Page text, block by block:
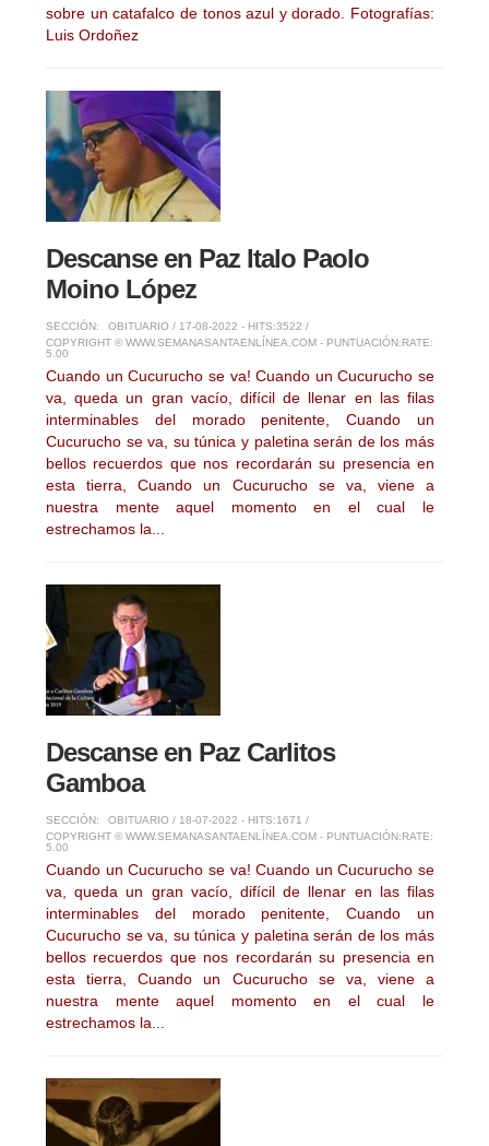
sobre un catafalco de tonos azul y dorado. Fotografías:
Luis Ordoñez
Descanse en Paz Italo Paolo
Moino López
SECCIÓN: OBITUARIO / 17-08-2022 - HITS:3522 /
COPYRIGHT © WWW.SEMANASANTAENLÍNEA.COM - PUNTUACIÓN:RATE:
5.00
Cuando un Cucurucho se va! Cuando un Cucurucho se
va, queda un gran vacío, difícil de llenar en las filas
interminables del morado penitente, Cuando un
Cucurucho se va, su túnica y paletina serán de los más
bellos recuerdos que nos recordarán su presencia en
esta tierra, Cuando un Cucurucho se va, viene a
nuestra mente aquel momento en el cual le
estrechamos la...
Descanse en Paz Carlitos
Gamboa
SECCIÓN: OBITUARIO / 18-07-2022 - HITS:1671 /
COPYRIGHT © WWW.SEMANASANTAENLÍNEA.COM - PUNTUACIÓN:RATE:
5.00
Cuando un Cucurucho se va! Cuando un Cucurucho se
va, queda un gran vacío, difícil de llenar en las filas
interminables del morado penitente, Cuando un
Cucurucho se va, su túnica y paletina serán de los más
bellos recuerdos que nos recordarán su presencia en
esta tierra, Cuando un Cucurucho se va, viene a
nuestra mente aquel momento en el cual le
estrechamos la...